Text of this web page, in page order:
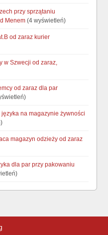
przy sprzątaniu
Menem (4 wyświetleń)
od zaraz kurier
w Szwecji od zaraz,
od zaraz dla par
na magazynie żywności
magazyn odzieży od zaraz
dla par przy pakowaniu